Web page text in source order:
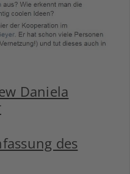
Daniela
des